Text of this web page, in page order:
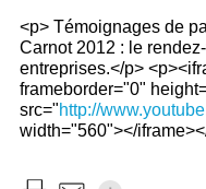
<p> Témoignages de
Carnot 2012 : le
entreprises.</p>
frameborder="0"
src="http://
width="560"></